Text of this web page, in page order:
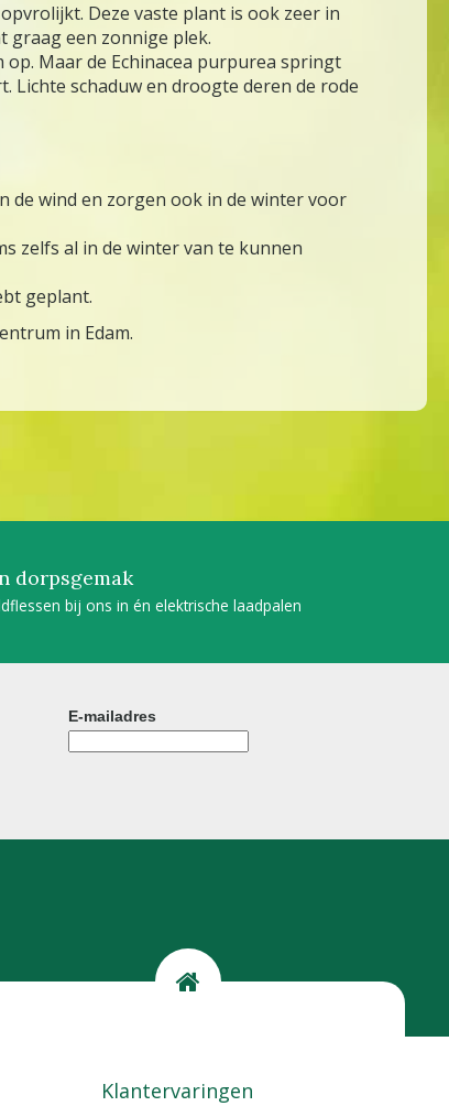
Deze vaste plant is ook zeer in
graag een zonnige plek.
op. Maar de Echinacea purpurea springt
schaduw en droogte deren de rode
de wind en zorgen ook in de winter voor
zelfs al in de winter van te kunnen
geplant.
in Edam.
dorpsgemak
bij ons in én elektrische laadpalen
E-mailadres
Locatie
Klantervaringen